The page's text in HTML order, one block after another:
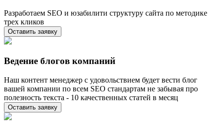
Разработаем SEO и юзабилити структуру сайта по методике
трех кликов
Оставить заявку
Ведение блогов компаний
Наш контент менеджер с удовольствием будет вести блог
вашей компании по всем SEO стандартам не забывая про
полезность текста - 10 качественных статей в месяц
Оставить заявку